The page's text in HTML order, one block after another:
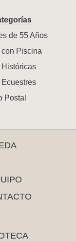
de 55 Años
Piscina
Postal